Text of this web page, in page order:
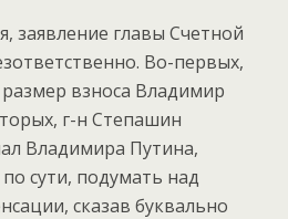
заявление главы Счетной
Во-первых,
взноса Владимир
г-н Степашин
Владимира Путина,
сути, подумать над
сказав буквально